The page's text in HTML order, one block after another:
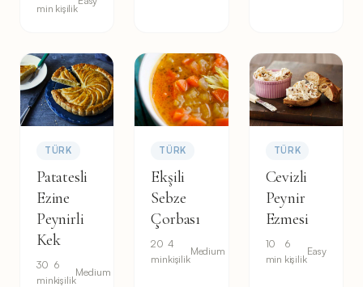
min kişilik
TÜRK
Patatesli
Ezine
Peynirli
Kek
30
min
6
kişilik
Medium
TÜRK
Ekşili
Sebze
Çorbası
20
min
4
kişilik
Medium
TÜRK
Cevizli
Peynir
Ezmesi
10
min
6
kişilik
Easy